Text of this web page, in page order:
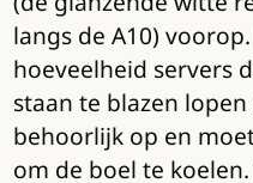
langs de A10)
hoeveelheid servers
staan te blazen
behoorlijk op en
om de boel te